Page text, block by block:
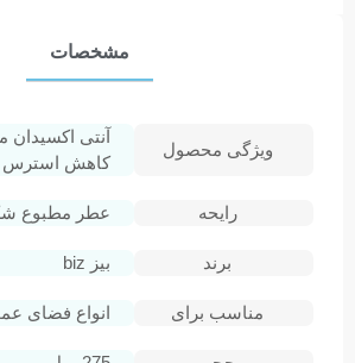
مشخصات
ویژگی محصول
آنتی اکسیدان
کاهش استرس
رایحه عطر مطبوع
برند بیز biz
مناسب برای انواع فضای